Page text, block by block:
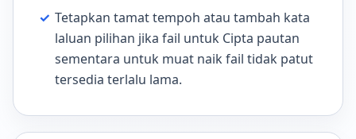
✓ Tetapkan tamat tempoh atau tambah kata
laluan pilihan jika fail untuk Cipta pautan
sementara untuk muat naik fail tidak patut
tersedia terlalu lama.